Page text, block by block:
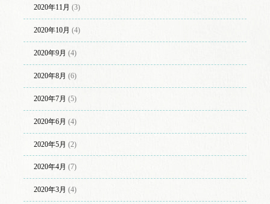
2020年11月 (3)
2020年10月 (4)
2020年9月 (4)
2020年8月 (6)
2020年7月 (5)
2020年6月 (4)
2020年5月 (2)
2020年4月 (7)
2020年3月 (4)